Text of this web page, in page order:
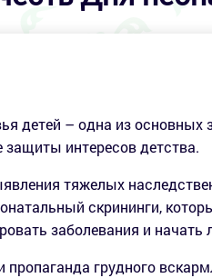
детей – одна из основных
интересов детства.
тяжелых
скрининги,
заболевания и начать
грудного